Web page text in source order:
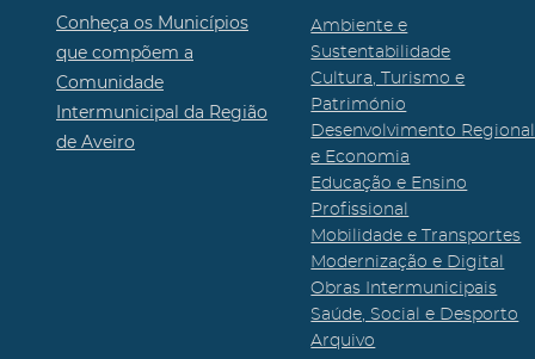
Conheça os Municípios
que compõem a
Comunidade
Intermunicipal da Região
de Aveiro
Ambiente e
Sustentabilidade
Cultura, Turismo e
Património
Desenvolvimento Regional
e Economia
Educação e Ensino
Profissional
Mobilidade e Transportes
Modernização e Digital
Obras Intermunicipais
Saúde, Social e Desporto
Arquivo